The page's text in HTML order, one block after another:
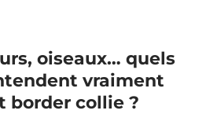
oiseaux… quels
vraiment
border collie ?